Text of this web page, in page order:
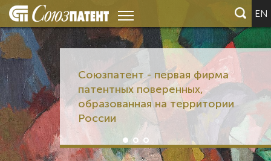
EN
Союзпатент - первая фирма
патентных поверенных,
образованная на территории
России